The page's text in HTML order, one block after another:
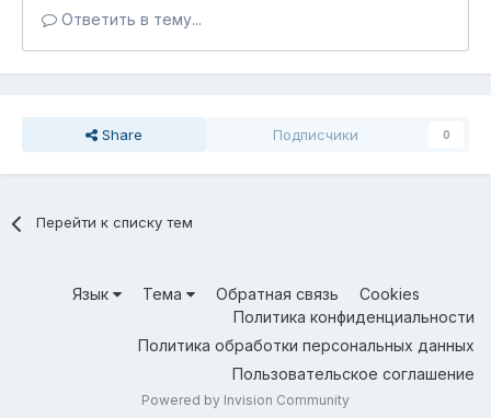
Ответить в тему...
Share Подписчики 0
Перейти к списку тем
Язык Тема Обратная связь
Cookies
Политика конфиденциальности
Политика обработки персональных данных
Пользовательское соглашение
Powered by Invision Community